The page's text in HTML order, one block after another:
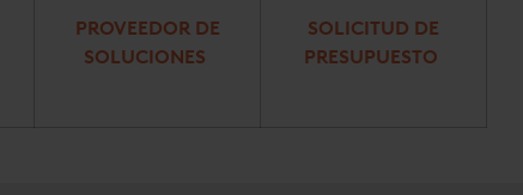
PROVEEDOR DE
SOLUCIONES
SOLICITUD DE
PRESUPUESTO